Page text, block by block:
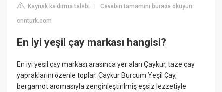
Kaynak kaldırma talebi |Cevabın tamamını burada okuyun:
cnnturk.com
En iyi yeşil çay markası hangisi?
En iyi yeşil çay markası arasında yer alan Çaykur, taze çay
yapraklarını özenle toplar. Çaykur Burcum Yeşil Çay,
bergamot aromasıyla zenginleştirilmiş eşsiz lezzetiyle